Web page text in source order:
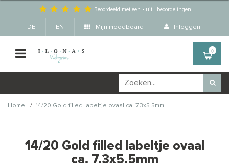
Beoordeeld met een - uit -beoordelingen
DE EN Mijn moodboard Inloggen
0
Home / 14/20 Gold filled labeltje ovaal ca. 7.3x5.5mm
producten ook interessant
14/20 Gold filled labeltje ovaal
ca. 7.3x5.5mm